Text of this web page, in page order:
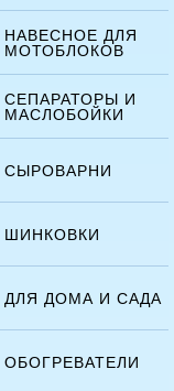
НАВЕСНОЕ ДЛЯ
МОТОБЛОКОВ
СЕПАРАТОРЫ И
МАСЛОБОЙКИ
СЫРОВАРНИ
ШИНКОВКИ
ДЛЯ ДОМА И САДА
ОБОГРЕВАТЕЛИ